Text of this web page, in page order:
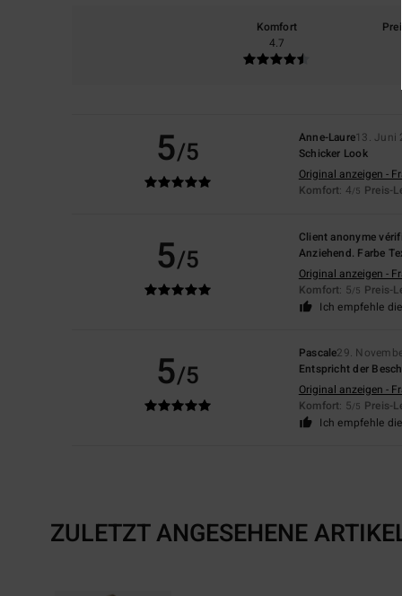
Komfort
4.7
5/5 Anne-Laure13. Juni
Schicker Look
Original anzeigen -
Komfort: 4/5 Preis-
5/5
Client anonyme
Anziehend. Farbe
Original anzeigen -
Komfort: 5/5 Preis-
Ich empfehle
5/5
Pascale29.
Entspricht der
Original anzeigen -
Komfort: 5/5 Preis-
Ich empfehle
ZULETZT ANGESEHENE